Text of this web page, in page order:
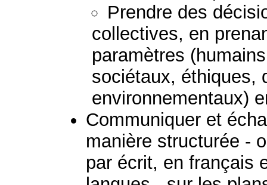
Prendre des
collectives, en
paramètres
sociétaux, éthiques,
environnementaux)
Communiquer et
manière structurée -
par écrit, en français